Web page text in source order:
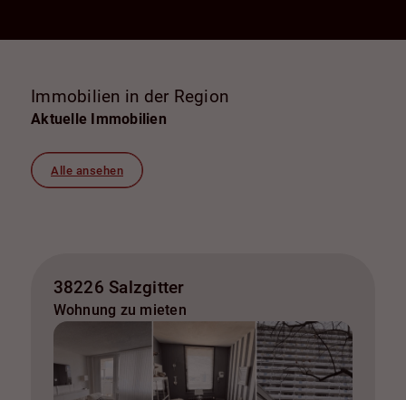
Immobilien in der Region
Aktuelle Immobilien
Alle ansehen
38226 Salzgitter
Wohnung zu mieten